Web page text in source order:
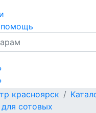
помощь
красноярск
сотовых